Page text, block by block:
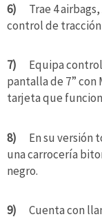
6)
Trae 4
control de tracción
7)
Equipa
pantalla de 7” con
tarjeta que
8) En su versión
una carrocería
negro.
9) Cuenta con